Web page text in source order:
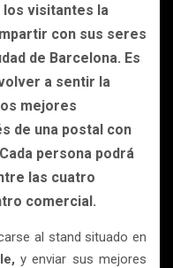
visitantes la
con sus seres
de Barcelona. Es
a sentir la
mejores
de una postal con
persona podrá
las cuatro
comercial.
al stand situado en
y enviar sus mejores